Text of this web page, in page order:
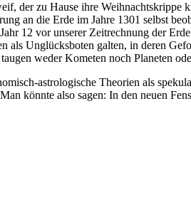
der zu Hause ihre
an die Erde im Jahre 1301 selbst
12 vor unserer Zeitrechnung der
als Unglücksboten galten, in deren
weder Kometen noch Planeten
astrologische Theorien als
könnte also sagen: In den neuen